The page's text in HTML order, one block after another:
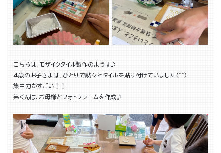
こちらは、モザイクタイル製作のようす♪
4歳のお子さまは、ひとりで黙々とタイルを貼り付けていました(^^)
集中力がすごい！！
弟くんは、お母様とフォトフレームを作成♪